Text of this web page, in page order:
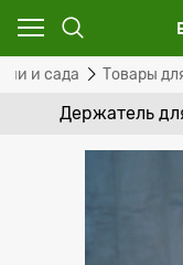
и сада Товары
Держатель